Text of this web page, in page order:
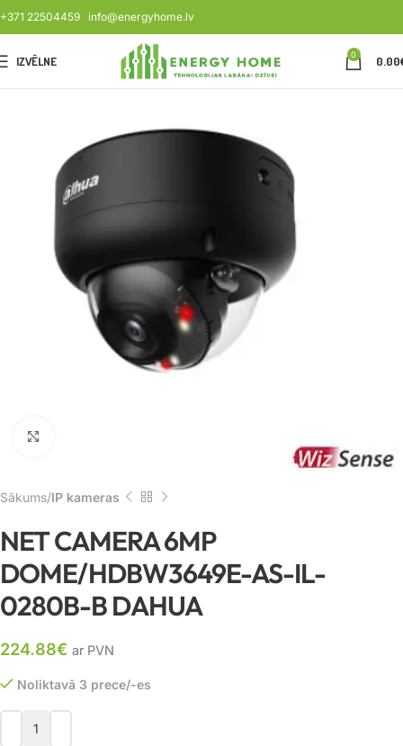
+371 22504459 info@energyhome.lv
IZVĒLNE 0 0.00
Sākums IP kameras
NET CAMERA 6MP
DOME/HDBW3649E-AS-IL-
0280B-B DAHUA
224.88€ ar PVN
Noliktavā 3 prece/-es